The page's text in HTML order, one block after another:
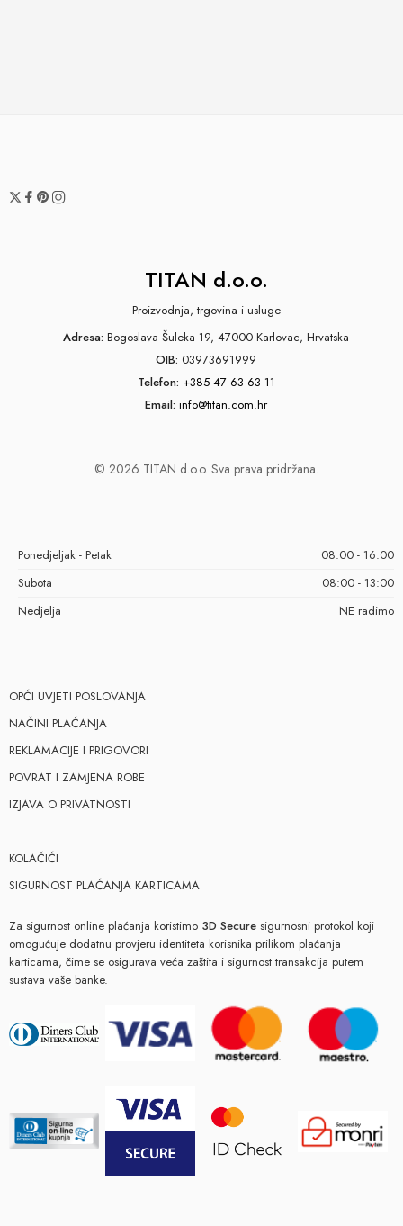
TITAN d.o.o.
Proizvodnja, trgovina i usluge
Adresa: Bogoslava Šuleka 19, 47000 Karlovac, Hrvatska
OIB: 03973691999
Telefon: +385 47 63 63 11
Email: info@titan.com.hr
© 2026 TITAN d.o.o. Sva prava pridržana.
Ponedjeljak - Petak
08:00 - 16:00
Subota
08:00 - 13:00
Nedjelja
NE radimo
OPĆI UVJETI POSLOVANJA
NAČINI PLAĆANJA
REKLAMACIJE I PRIGOVORI
POVRAT I ZAMJENA ROBE
IZJAVA O PRIVATNOSTI
KOLAČIĆI
SIGURNOST PLAĆANJA KARTICAMA
Za sigurnost online plaćanja koristimo 3D Secure sigurnosni protokol koji
omogućuje dodatnu provjeru identiteta korisnika prilikom plaćanja
karticama, čime se osigurava veća zaštita i sigurnost transakcija putem
sustava vaše banke.